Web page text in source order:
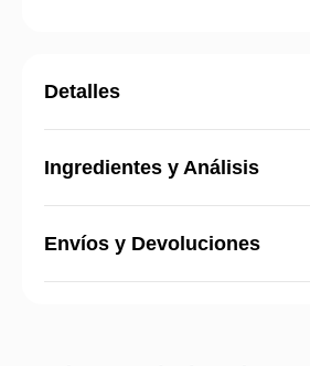
Detalles
Ingredientes y Análisis
Envíos y Devoluciones